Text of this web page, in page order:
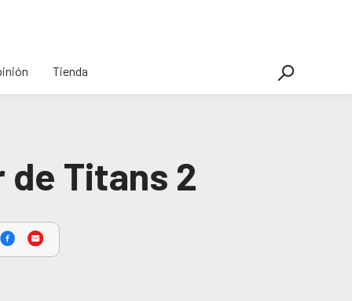
Tienda
Titans 2